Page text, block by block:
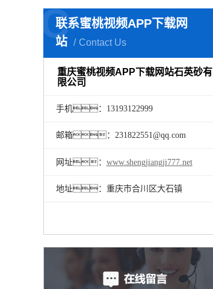
联系蜜桃视频APP下载网
站
Contact Us
C
重庆蜜桃视频APP下载网站石英砂有
限公司
手机：13193122999
邮箱：231822551@qq.com
网址： www.shengjiangji777.net
地址：重庆市合川区大石镇